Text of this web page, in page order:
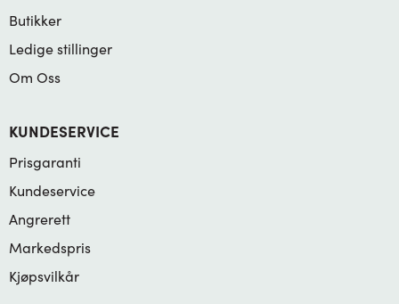
Butikker
Ledige stillinger
Om Oss
KUNDESERVICE
Prisgaranti
Kundeservice
Angrerett
Markedspris
Kjøpsvilkår